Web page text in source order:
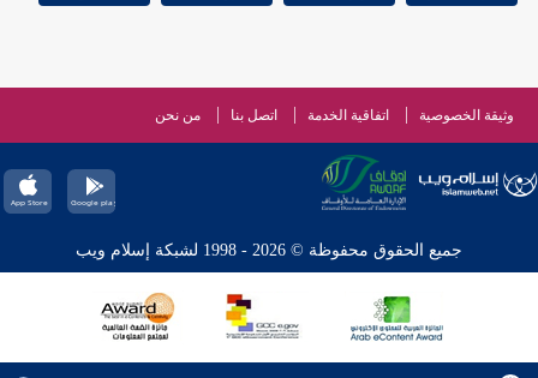
وثيقة الخصوصية اتفاقية الخدمة اتصل بنا من نحن
جميع الحقوق محفوظة © 2026 - 1998 لشبكة إسلام ويب